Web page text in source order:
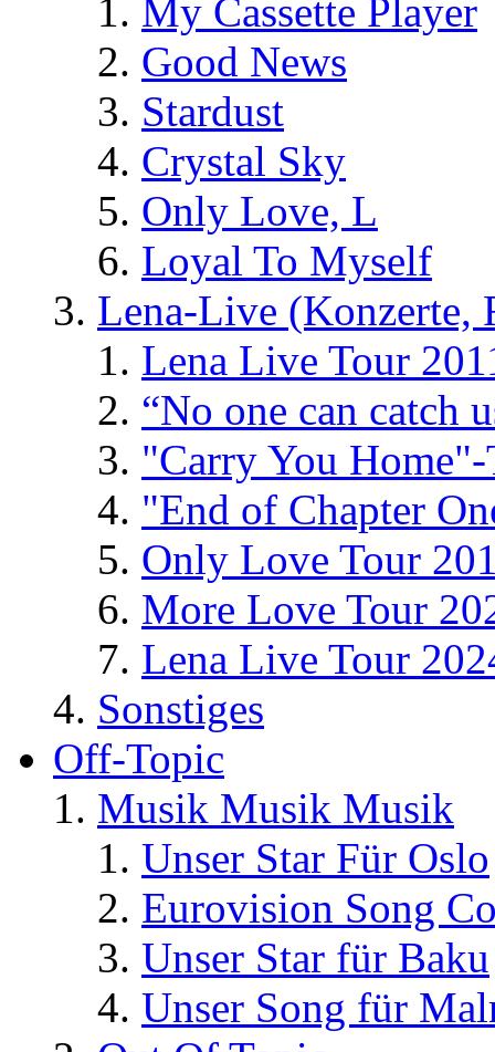
My Cassette Player
Good News
Stardust
Crystal Sky
Only Love, L
Loyal To Myself
Lena-Live (Konzerte,
Lena Live Tour
“No one can catch
"Carry You
"End of Chapter
Only Love Tour
More Love Tour
Lena Live Tour
Sonstiges
Off-Topic
Musik Musik Musik
Unser Star Für Oslo
Eurovision Song
Unser Star für Baku
Unser Song für